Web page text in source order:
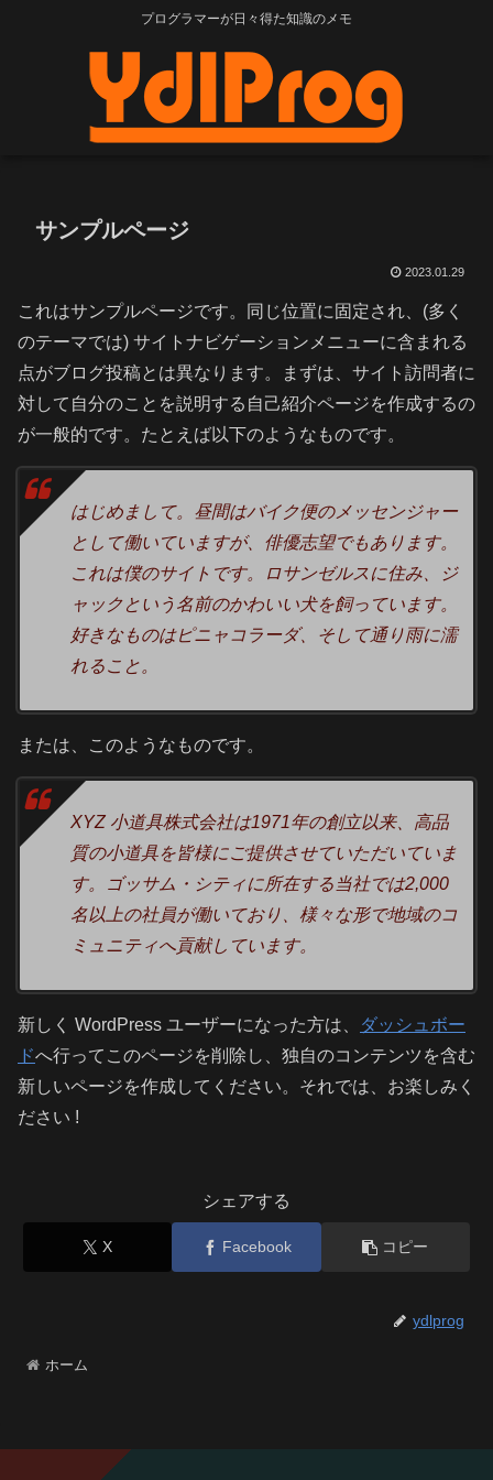
プログラマーが日々得た知識のメモ
サンプルページ
2023.01.29
これはサンプルページです。同じ位置に固定され、(多く
のテーマでは) サイトナビゲーションメニューに含まれる
点がブログ投稿とは異なります。まずは、サイト訪問者に
対して自分のことを説明する自己紹介ページを作成するの
が一般的です。たとえば以下のようなものです。
はじめまして。昼間はバイク便のメッセンジャー
として働いていますが、俳優志望でもあります。
これは僕のサイトです。ロサンゼルスに住み、ジ
ャックという名前のかわいい犬を飼っています。
好きなものはピニャコラーダ、そして通り雨に濡
れること。
または、このようなものです。
XYZ 小道具株式会社は1971年の創立以来、高品
質の小道具を皆様にご提供させていただいていま
す。ゴッサム・シティに所在する当社では2,000
名以上の社員が働いており、様々な形で地域のコ
ミュニティへ貢献しています。
新しく WordPress ユーザーになった方は、
ダッシュボー
ドへ行ってこのページを削除し、独自のコンテンツを含む
新しいページを作成してください。それでは、お楽しみく
ださい !
シェアする
X Facebook コピー
ydlprog
ホーム